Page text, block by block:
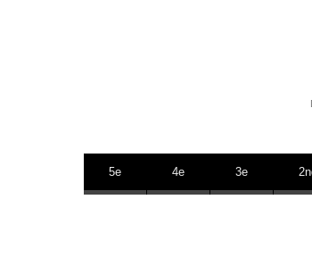
Aller au contenu
5e 4e 3e